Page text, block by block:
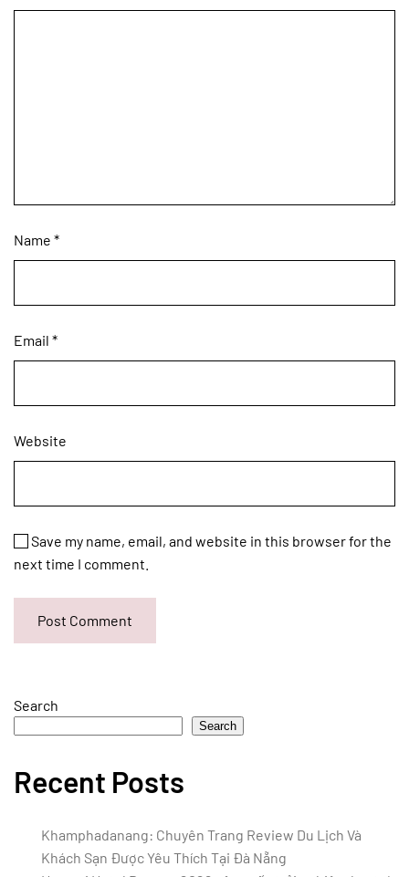
Name *
Email *
Website
Save my name, email, and website in this browser for the
next time I comment.
Post Comment
Search
Search
Recent Posts
Khamphadanang: Chuyên Trang Review Du Lịch Và
Khách Sạn Được Yêu Thích Tại Đà Nẵng